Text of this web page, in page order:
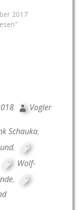
2017
Vogler
Schauka,
,
Wolf-
,